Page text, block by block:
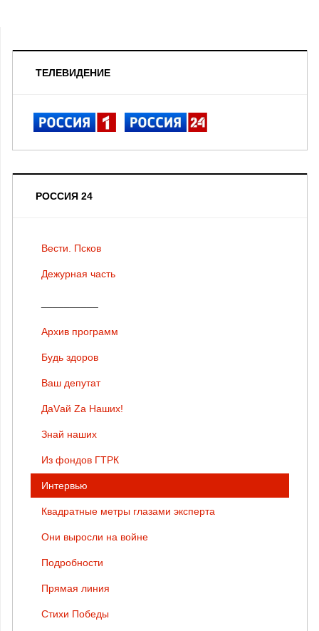
ТЕЛЕВИДЕНИЕ
РОССИЯ 24
Вести. Псков
Дежурная часть
Архив программ
Будь здоров
Ваш депутат
ДаVай Zа Наших!
Знай наших
Из фондов ГТРК
Интервью
Квадратные метры глазами эксперта
Они выросли на войне
Подробности
Прямая линия
Стихи Победы